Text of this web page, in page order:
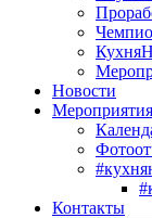
Новости
Мероприятия
Контакты